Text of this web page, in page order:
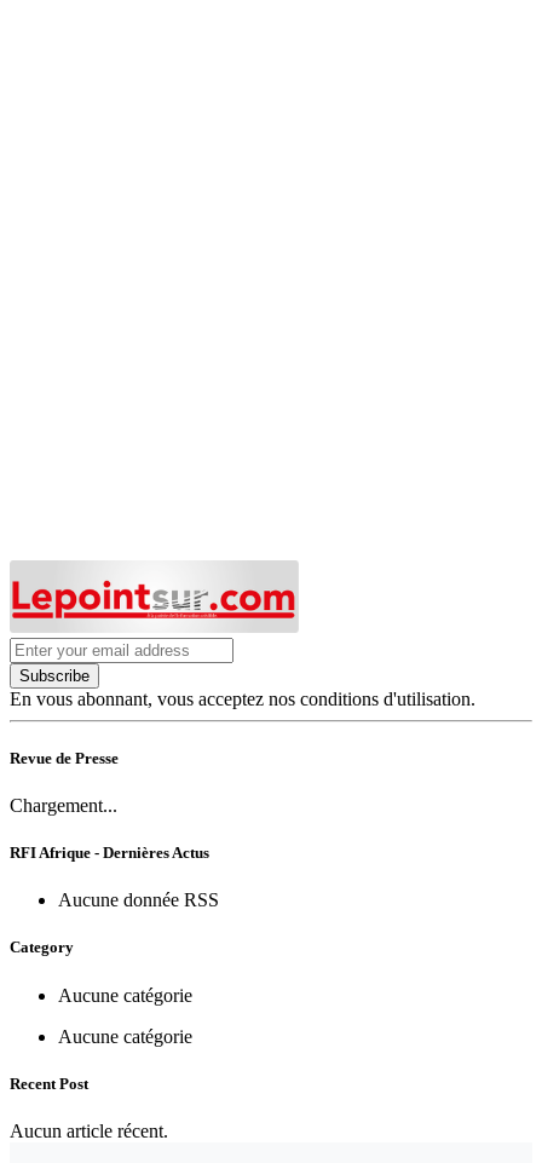
Subscribe
En vous abonnant, vous acceptez nos conditions d'utilisation.
Revue de Presse
Chargement...
RFI Afrique - Dernières Actus
Aucune donnée RSS
Category
Aucune catégorie
Aucune catégorie
Recent Post
Aucun article récent.